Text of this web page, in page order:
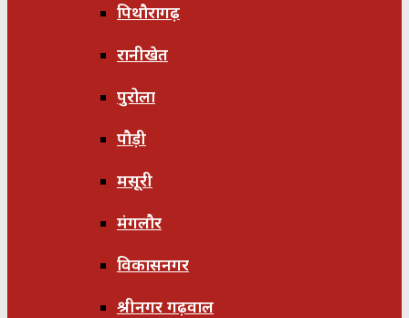
पिथौरागढ़
रानीखेत
पुरोला
पौड़ी
मसूरी
मंगलौर
विकासनगर
श्रीनगर गढ़वाल